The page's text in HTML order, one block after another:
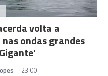
volta a
ondas grandes
23:00